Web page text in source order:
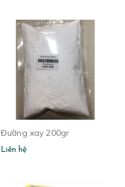
Đường xay 200gr
Liên hệ